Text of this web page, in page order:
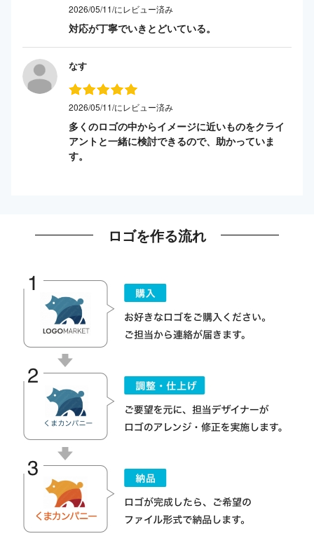
2026/05/11/にレビュー済み
対応が丁寧でいきとどいている。
なす
2026/05/11/にレビュー済み
多くのロゴの中からイメージに近いものをクライ
アントと一緒に検討できるので、助かっていま
す。
ロゴを作る流れ